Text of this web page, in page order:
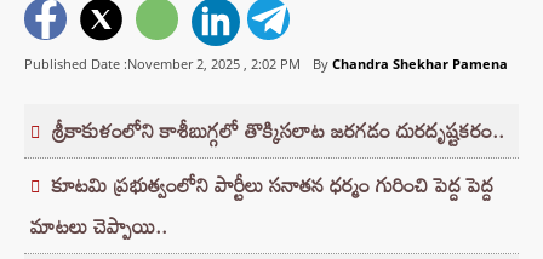
Published Date :November 2, 2025 , 2:02 PM By Chandra Shekhar Pamena
శ్రీకాకుళంలోని కాశీబుగ్గలో తొక్కిసలాట జరగడం దురదృష్టకరం..
కూటమి ప్రభుత్వంలోని పార్టీలు సనాతన ధర్మం గురించి పెద్ద పెద్ద
మాటలు చెప్పాయి..